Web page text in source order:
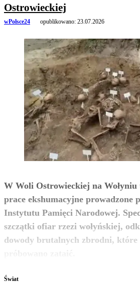
Ostrowieckiej
wPolsce24 opublikowano: 23.07.2026
W Woli Ostrowieckiej na
prace ekshumacyjne prowadzone
Instytutu Pamięci Narodowej.
szczątki ofiar rzezi wołyńskiej,
dowody brutalnych zbrodni, które
zobacz
Świat